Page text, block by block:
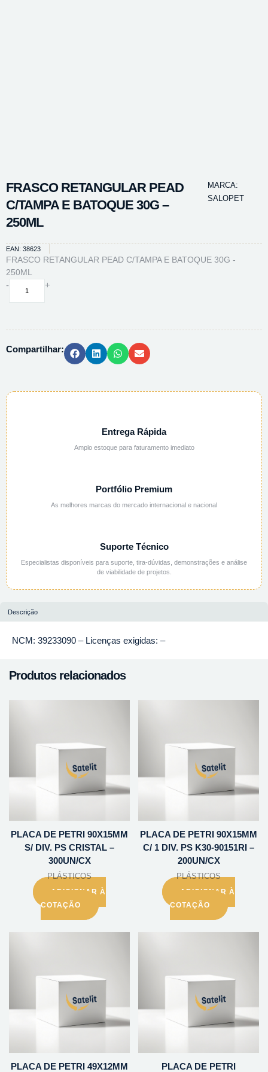
FRASCO RETANGULAR PEAD
C/TAMPA E BATOQUE 30G –
250ML
MARCA:
SALOPET
EAN: 38623
FRASCO RETANGULAR PEAD C/TAMPA E BATOQUE 30G -
250ML
-
FRASCO
BATOQUE
250ML
quantidade
+
Compartilhar:
Entrega Rápida
Amplo estoque para faturamento imediato
Portfólio Premium
As melhores marcas do mercado internacional e nacional
Suporte Técnico
Especialistas disponíveis para suporte, tira-dúvidas, demonstrações e análise
de viabilidade de projetos.
Descrição
NCM: 39233090 – Licenças exigidas: –
Produtos relacionados
PLACA DE PETRI 90X15MM
S/ DIV. PS CRISTAL –
300UN/CX
PLÁSTICOS
ADICIONAR À
COTAÇÃO
PLACA DE PETRI 90X15MM
C/ 1 DIV. PS K30-90151RI –
200UN/CX
PLÁSTICOS
ADICIONAR À
COTAÇÃO
PLACA DE PETRI 49X12MM
PLACA DE PETRI